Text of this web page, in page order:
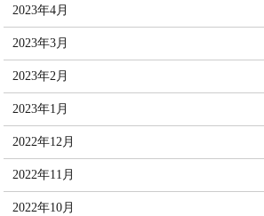
2023年4月
2023年3月
2023年2月
2023年1月
2022年12月
2022年11月
2022年10月